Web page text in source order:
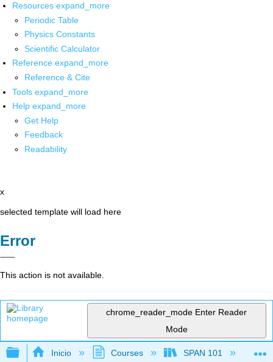
Resources expand_more
Periodic Table
Physics Constants
Scientific Calculator
Reference expand_more
Reference & Cite
Tools expand_more
Help expand_more
Get Help
Feedback
Readability
x
selected template will load here
Error
This action is not available.
chrome_reader_mode Enter Reader
Mode
Expandir/contraer jerarquía global
Inicio Courses SPAN 101